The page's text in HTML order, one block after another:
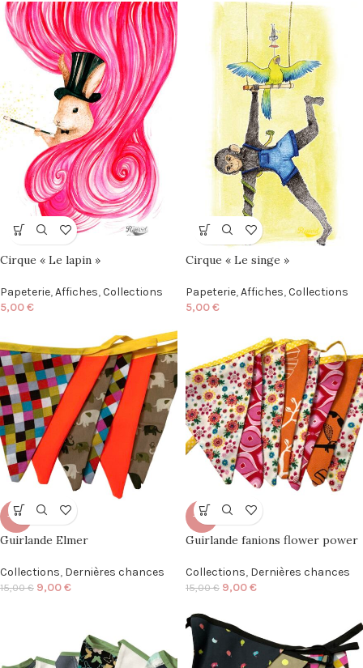
Cirque « Le lapin »
Papeterie,Affiches,Collections
5,00€
Cirque « Le singe »
Papeterie,Affiches,Collections
5,00€
-40%
Guirlande Elmer
Collections, Dernières chances
15,00€ 9,00€
-40%
Guirlande fanions flower power
Collections, Dernières chances
15,00€ 9,00€